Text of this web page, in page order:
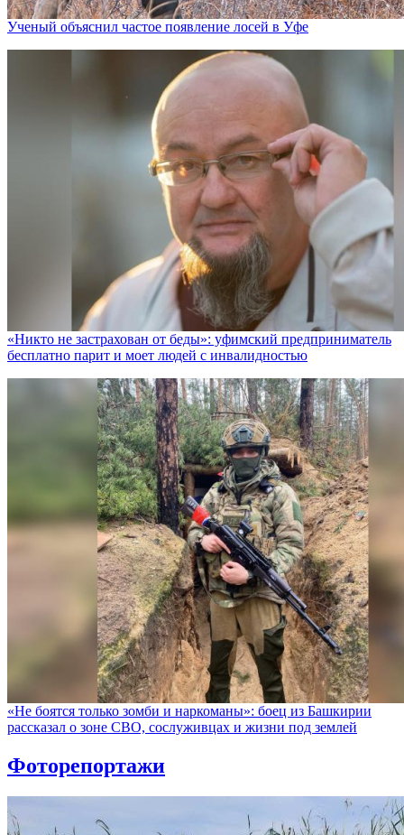
Ученый объяснил частое появление лосей в Уфе
«Никто не заcтрахован от беды»: уфимский предприниматель
бесплатно парит и моет людей с инвалидностью
«Не боятся только зомби и наркоманы»: боец из Башкирии
рассказал о зоне СВО, сослуживцах и жизни под землей
Фоторепортажи